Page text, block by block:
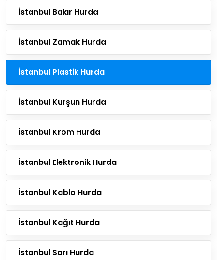
İstanbul Bakır Hurda
İstanbul Zamak Hurda
İstanbul Plastik Hurda
İstanbul Kurşun Hurda
İstanbul Krom Hurda
İstanbul Elektronik Hurda
İstanbul Kablo Hurda
İstanbul Kağıt Hurda
İstanbul Sarı Hurda